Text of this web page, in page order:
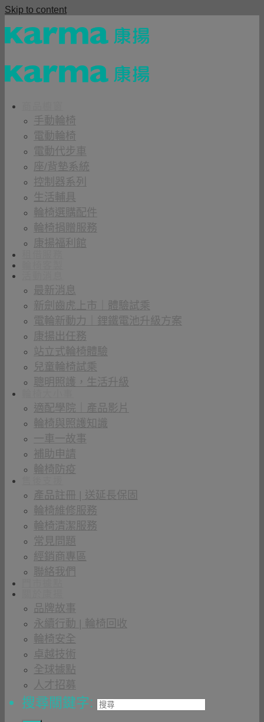
Skip to content
手動輪椅
電動輪椅
電動代步車
座/背墊系統
控制器系列
生活輔具
輪椅選購配件
輪椅捐贈服務
康揚福利館
最新消息
新劍齒虎上市｜體驗試乘
電輪新動力｜鋰鐵電池升級方案
康揚出任務
站立式輪椅體驗
兒童輪椅試乘
聰明照護，生活升級
適配學院｜產品影片
輪椅與照護知識
一車一故事
補助申請
輪椅防疫
產品註冊 | 送延長保固
輪椅維修服務
輪椅清潔服務
常見問題
經銷商專區
聯絡我們
品牌故事
永續行動 | 輪椅回收
輪椅安全
卓越技術
全球據點
人才招募
搜尋關鍵字: